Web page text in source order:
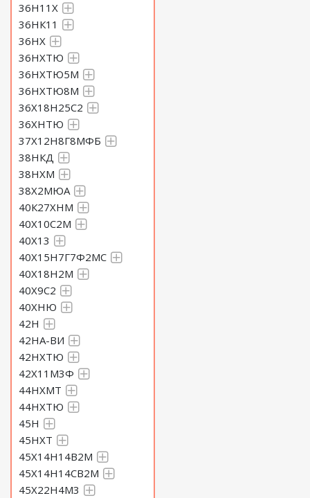
36Н11Х
36НК11
36НХ
36НХТЮ
36НХТЮ5М
36НХТЮ8М
36Х18Н25С2
36ХНТЮ
37Х12Н8Г8МФБ
38НКД
38НХМ
38Х2МЮА
40К27ХНМ
40Х10С2М
40Х13
40Х15Н7Г7Ф2МС
40Х18Н2М
40Х9С2
40ХНЮ
42Н
42НА-ВИ
42НХТЮ
42Х11М3Ф
44НХМТ
44НХТЮ
45Н
45НХТ
45Х14Н14В2М
45Х14Н14СВ2М
45Х22Н4М3